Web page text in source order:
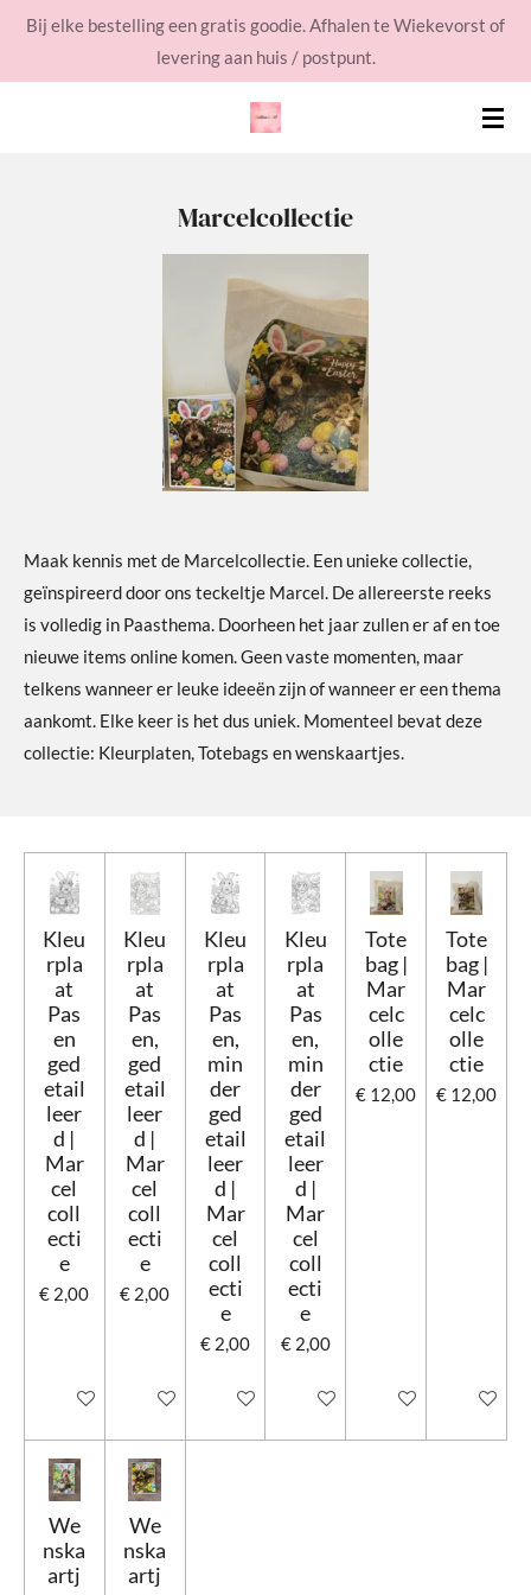
GaBij elke bestelling een gratis goodie. Afhalen te Wiekevorst of
levering aan huis / postpunt.
Marcelcollectie
Maak kennis met de Marcelcollectie. Een unieke collectie,
geïnspireerd door ons teckeltje Marcel. De allereerste reeks
is volledig in Paasthema. Doorheen het jaar zullen er af en toe
nieuwe items online komen. Geen vaste momenten, maar
telkens wanneer er leuke ideeën zijn of wanneer er een thema
aankomt. Elke keer is het dus uniek. Momenteel bevat deze
collectie: Kleurplaten, Totebags en wenskaartjes.
Kleu
rpla
at
Pas
en
ged
etail
leer
d |
Mar
cel
coll
ecti
e
€ 2,00
Uitgeschakeld
Kleu
rpla
at
Pas
en,
ged
etail
leer
d |
Mar
cel
coll
ecti
e
€ 2,00
Uitgeschakeld
Kleu
rpla
at
Pas
en,
min
der
ged
etail
leer
d |
Mar
cel
coll
ecti
e
€ 2,00
Uitgeschakeld
Kleu
rpla
at
Pas
en,
min
der
ged
etail
leer
d |
Mar
cel
coll
ecti
e
€ 2,00
Uitgeschakeld
Tote
bag |
Mar
celc
olle
ctie
€ 12,00
Uitgeschakeld
Tote
bag |
Mar
celc
olle
ctie
€ 12,00
We
nska
artj
We
nska
artj